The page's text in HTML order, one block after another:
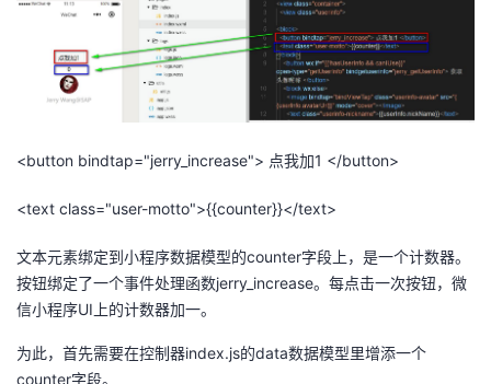
坛
圈
的
播
我
活
的
注
我
开
的
我
<button bindtap="jerry_increase"> 点我加1 </button>
<text class="user-motto">{{counter}}</text>
文本元素绑定到小程序数据模型的counter字段上，是一个计数器。
按钮绑定了一个事件处理函数jerry_increase。每点击一次按钮，微
信小程序UI上的计数器加一。
为此，首先需要在控制器index.js的data数据模型里增添一个
counter字段。